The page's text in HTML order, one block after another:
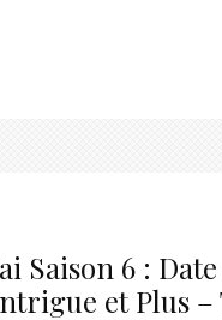
Saison 6 :
et Plus –